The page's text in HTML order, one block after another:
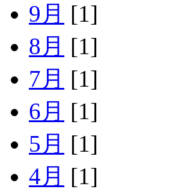
9月 [1]
8月 [1]
7月 [1]
6月 [1]
5月 [1]
4月 [1]